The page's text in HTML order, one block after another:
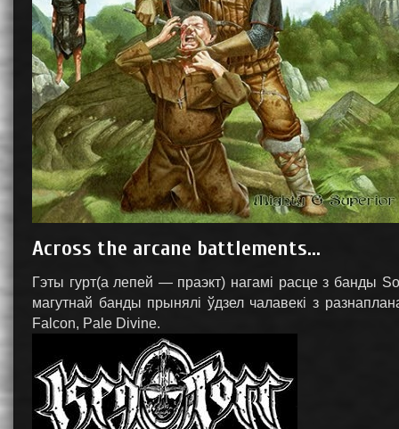
Across the arcane battlements...
Гэты гурт(а лепей — праэкт) нагамі расце з банды
магутнай банды прынялі ўдзел чалавекі з
Falcon, Pale Divine.